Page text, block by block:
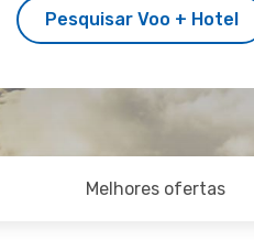
Pesquisar Voo + Hotel
Melhores ofertas